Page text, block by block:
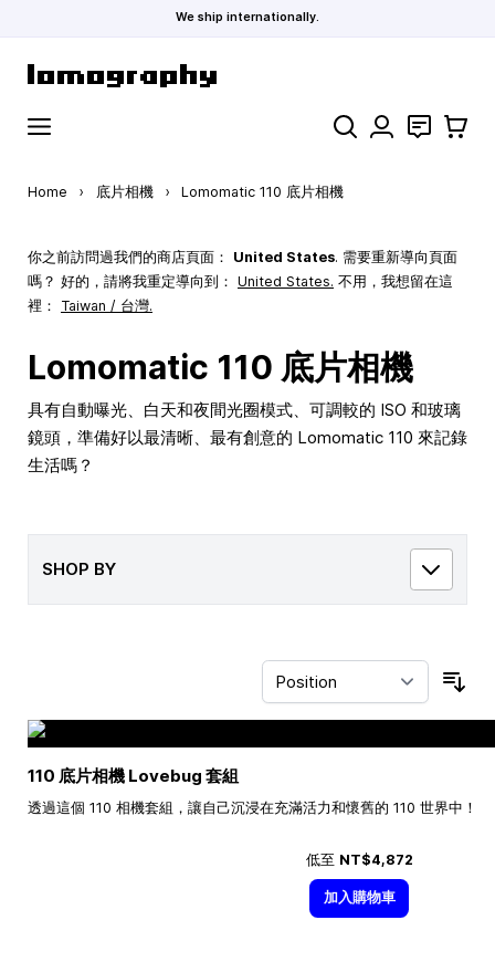
We ship internationally.
Search 聯絡 購物車
Home › 底片相機 › Lomomatic 110 底片相機
你之前訪問過我們的商店頁面： United States. 需要重新導向頁面
嗎？ 好的，請將我重定導向到： United States. 不用，我想留在這
裡： Taiwan / 台灣.
Lomomatic 110 底片相機
具有自動曝光、白天和夜間光圈模式、可調較的 ISO 和玻璃
鏡頭，準備好以最清晰、最有創意的 Lomomatic 110 來記錄
生活嗎？
SHOP BY
110 底片相機 Lovebug 套組
透過這個 110 相機套組，讓自己沉浸在充滿活力和懷舊的 110 世界中！
低至 NT$4,872
加入購物車